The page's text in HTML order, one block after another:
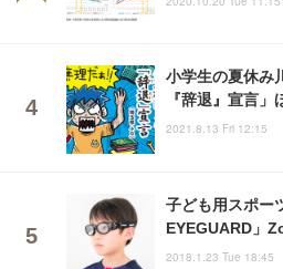
小学生の夏休み
『辞退』宣言
2021.8.13 Fri 12:15
子ども用スポー
EYEGUARD」
2018.1.23 Tue 18:45